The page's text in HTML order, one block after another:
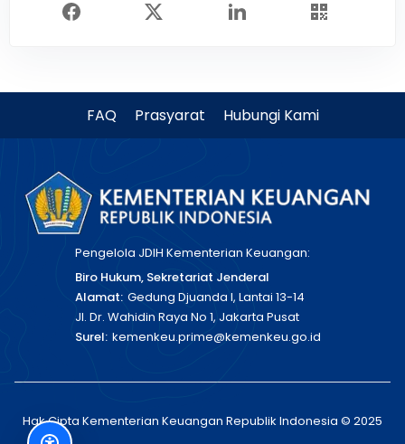
FAQ Prasyarat Hubungi Kami
Pengelola JDIH Kementerian Keuangan:
Biro Hukum, Sekretariat Jenderal
Alamat: Gedung Djuanda I, Lantai 13-14
Jl. Dr. Wahidin Raya No 1, Jakarta Pusat
Surel: kemenkeu.prime@kemenkeu.go.id
Hak Cipta Kementerian Keuangan Republik Indonesia © 2025